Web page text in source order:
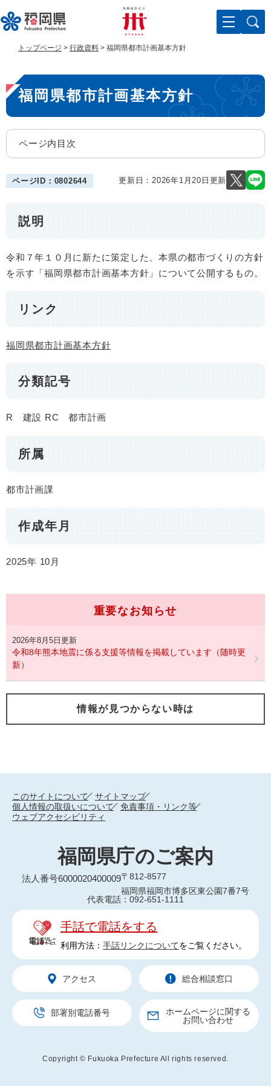
ー
ジ
で
す
ニ
ュ
ば
し
文
トップページ > 行政資料 > 福岡県都市計画基本方針
本
文
福岡県都市計画基本方針
ページ内目次
ページID：0802644 更新日：2026年1月20日更新
説明
令和７年１０月に新たに策定した、本県の都市づくりの方針
を示す「福岡県都市計画基本方針」について公開するもの。
リンク
福岡県都市計画基本方針
分類記号
R 建設 RC 都市計画
所属
都市計画課
作成年月
2025年 10月
重要なお知らせ
2026年8月5日更新
令和8年熊本地震に係る支援等情報を掲載しています（随時更
新）
情報が見つからない時は
このサイトについて
サイトマップ
個人情報の取扱いについて
免責事項・リンク等
ウェブアクセシビリティ
福岡県庁のご案内
法人番号6000020400009〒812-8577
福岡県福岡市博多区東公園7番7号
代表電話：092-651-1111
手話で電話をする
利用方法： 手話リンクについてをご覧ください。
アクセス 総合相談窓口
部署別電話番号
ホームページに関する
お問い合わせ
Copyright © Fukuoka Prefecture All rights reserved.